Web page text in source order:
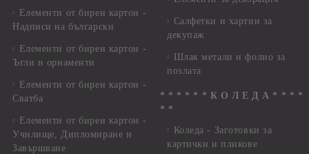
Елементи от бирен картон -
Надписи на български
Елементи от бирен картон -
Ъгли и орнаменти
Елементи от бирен картон -
Сватба
Елементи от бирен картон -
Училище, Дипломиране и
Завършване
Салфетки и хартии за
декупаж
Шлак метали и фолио за
позлата
* * * * * * К О Л Е Д А * * * *
* *
Коледа - Заготовки за
картички и пликове